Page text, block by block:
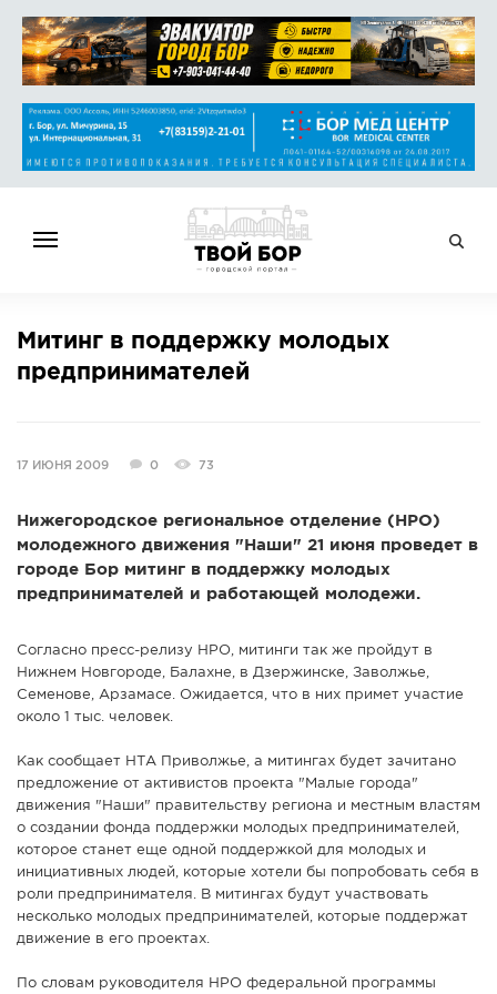
НОВОСТИ
СПРАВОЧНИК
СПРАВКА
КОНКУРСЫ
ГОЛОСОВАНИЯ
ПРЕДЛОЖИТЬ НОВОСТЬ
Митинг в поддержку молодых
предпринимателей
17 ИЮНЯ 2009 0 73
Нижегородское региональное отделение (НРО)
молодежного движения "Наши" 21 июня проведет в
городе Бор митинг в поддержку молодых
предпринимателей и работающей молодежи.
Согласно пресс-релизу НРО, митинги так же пройдут в
Нижнем Новгороде, Балахне, в Дзержинске, Заволжье,
Семенове, Арзамасе. Ожидается, что в них примет участие
около 1 тыс. человек.
Как сообщает НТА Приволжье, а митингах будет зачитано
предложение от активистов проекта "Малые города"
движения "Наши" правительству региона и местным властям
о создании фонда поддержки молодых предпринимателей,
которое станет еще одной поддержкой для молодых и
инициативных людей, которые хотели бы попробовать себя в
роли предпринимателя. В митингах будут участвовать
несколько молодых предпринимателей, которые поддержат
движение в его проектах.
По словам руководителя НРО федеральной программы